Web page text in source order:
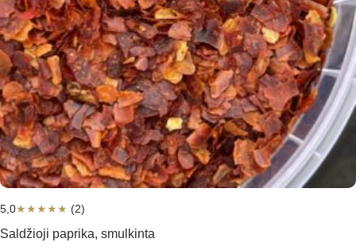
5,0★★★★★ (2)
Saldžioji paprika, smulkinta